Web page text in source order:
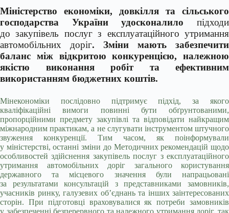
Міністерство економіки, довкілля та сільського
господарства України удосконалило підходи
до закупівель послуг з експлуатаційного утримання
автомобільних доріг. Зміни мають забезпечити
баланс між відкритою конкуренцією, належною
якістю виконання робіт та ефективним
використанням бюджетних коштів.
Мінекономіки послідовно підтримує підхід, за якого
кваліфікаційні вимоги повинні бути обґрунтованими,
пропорційними предмету закупівлі та відповідати найкращим
міжнародним практикам, а не слугувати інструментом штучного
звуження конкуренції. Тим часом, як поінформували
у міністерстві, останні зміни до Методичних рекомендацій щодо
особливостей здійснення закупівель послуг з експлуатаційного
утримання автомобільних доріг загального користування
державного та місцевого значення були напрацьовані
за результатами консультацій з представниками замовників,
учасників ринку, галузевих об’єднань та інших заінтересованих
сторін. При підготовці враховувалися як потреби замовників